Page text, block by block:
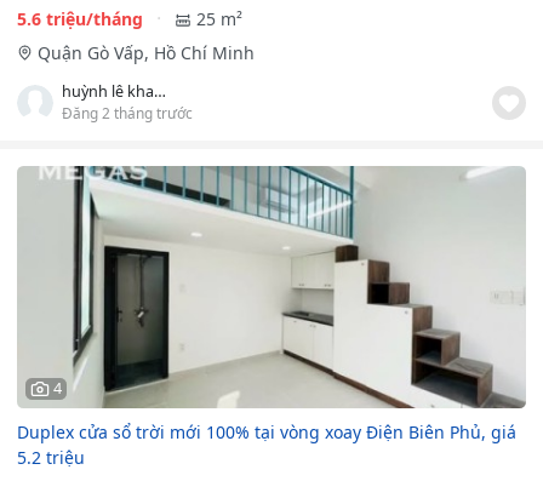
5.6 triệu/tháng
25 m²
Quận Gò Vấp, Hồ Chí Minh
huỳnh lê khang
Đăng 2 tháng trước
4
Duplex cửa sổ trời mới 100% tại vòng xoay Điện Biên Phủ, giá
5.2 triệu